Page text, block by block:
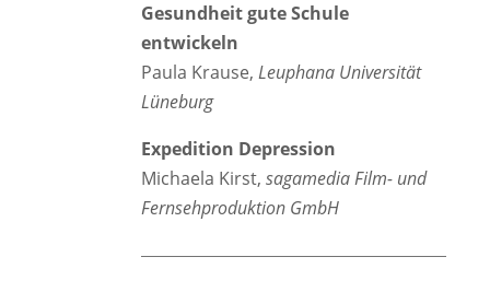
Gesundheit gute Schule
entwickeln
Paula Krause, Leuphana Universität
Lüneburg
Expedition Depression
Michaela Kirst, sagamedia Film- und
Fernsehproduktion GmbH